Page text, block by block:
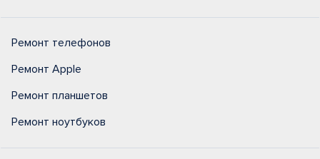
Ремонт телефонов
Ремонт Apple
Ремонт планшетов
Ремонт ноутбуков